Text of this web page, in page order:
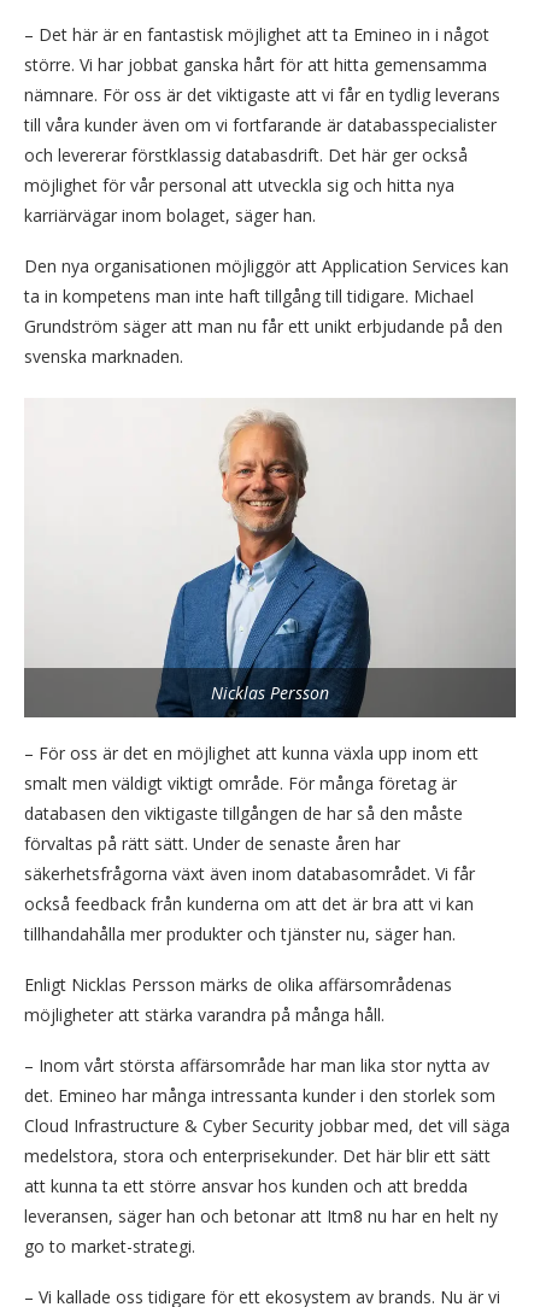
– Det här är en fantastisk möjlighet att ta Emineo in i något
större. Vi har jobbat ganska hårt för att hitta gemensamma
nämnare. För oss är det viktigaste att vi får en tydlig leverans
till våra kunder även om vi fortfarande är databasspecialister
och levererar förstklassig databasdrift. Det här ger också
möjlighet för vår personal att utveckla sig och hitta nya
karriärvägar inom bolaget, säger han.
Den nya organisationen möjliggör att Application Services kan
ta in kompetens man inte haft tillgång till tidigare. Michael
Grundström säger att man nu får ett unikt erbjudande på den
svenska marknaden.
Nicklas Persson
– För oss är det en möjlighet att kunna växla upp inom ett
smalt men väldigt viktigt område. För många företag är
databasen den viktigaste tillgången de har så den måste
förvaltas på rätt sätt. Under de senaste åren har
säkerhetsfrågorna växt även inom databasområdet. Vi får
också feedback från kunderna om att det är bra att vi kan
tillhandahålla mer produkter och tjänster nu, säger han.
Enligt Nicklas Persson märks de olika affärsområdenas
möjligheter att stärka varandra på många håll.
– Inom vårt största affärsområde har man lika stor nytta av
det. Emineo har många intressanta kunder i den storlek som
Cloud Infrastructure & Cyber Security jobbar med, det vill säga
medelstora, stora och enterprisekunder. Det här blir ett sätt
att kunna ta ett större ansvar hos kunden och att bredda
leveransen, säger han och betonar att Itm8 nu har en helt ny
go to market-strategi.
– Vi kallade oss tidigare för ett ekosystem av brands. Nu är vi